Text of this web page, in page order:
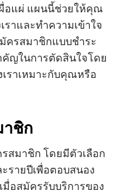
ผื่อแผ่ แผนนี้ช่วยให้คุณ
าและทำความเข้าใจ
ครสมาชิกแบบชำระ
คัญในการตัดสินใจโดย
ราเหมาะกับคุณหรือ
าชิก
สมาชิก โดยมีตัวเลือก
รายปีเพื่อตอบสนอง
อสมัครรับบริการของ